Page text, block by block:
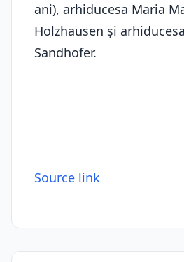
ani), arhiducesa Maria
Holzhausen și
Sandhofer.
Source link